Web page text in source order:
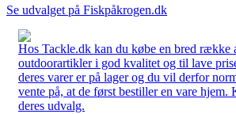
Se udvalget på Fiskpåkrogen.dk
Hos Tackle.dk kan du købe en bred række
outdoorartikler i god kvalitet og til lave
deres varer er på lager og du vil derfor
vente på, at de først bestiller en vare hjem.
deres udvalg.